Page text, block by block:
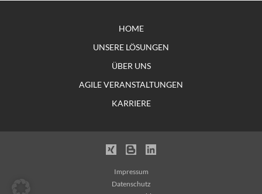
HOME
UNSERE LÖSUNGEN
ÜBER UNS
AGILE VERANSTALTUNGEN
KARRIERE
Xing BloggerLinkedIn
Impressum
Datenschutz